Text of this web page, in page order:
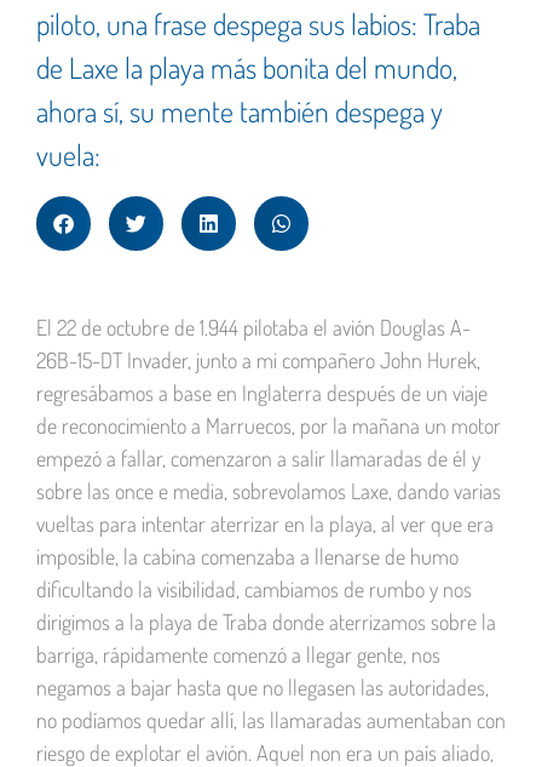
piloto, una frase despega sus labios: Traba
de Laxe la playa más bonita del mundo,
ahora sí, su mente también despega y
vuela:
El 22 de octubre de 1.944 pilotaba el avión Douglas A-
26B-15-DT Invader, junto a mi compañero John Hurek,
regresábamos a base en Inglaterra después de un viaje
de reconocimiento a Marruecos, por la mañana un motor
empezó a fallar, comenzaron a salir llamaradas de él y
sobre las once e media, sobrevolamos Laxe, dando varias
vueltas para intentar aterrizar en la playa, al ver que era
imposible, la cabina comenzaba a llenarse de humo
dificultando la visibilidad, cambiamos de rumbo y nos
dirigimos a la playa de Traba donde aterrizamos sobre la
barriga, rápidamente comenzó a llegar gente, nos
negamos a bajar hasta que no llegasen las autoridades,
no podíamos quedar allí, las llamaradas aumentaban con
riesgo de explotar el avión. Aquel non era un país aliado,